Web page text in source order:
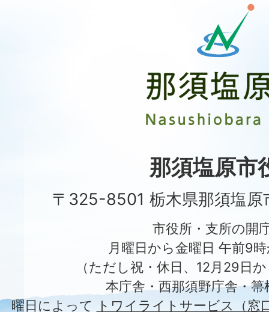
原
市
City
那須塩原市
〒325-8501 栃木県那須塩原
市役所・支所の開
月曜日から金曜日 午前9
（ただし祝・休日、12月29日
本庁舎・西那須野庁舎・
曜日によって
トワイライトサービス（窓